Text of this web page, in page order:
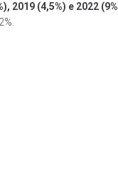
2019 (4,5%) e 2022